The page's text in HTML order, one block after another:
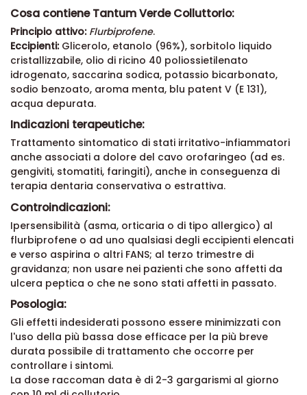
Cosa contiene Tantum Verde Colluttorio:
Principio attivo: Flurbiprofene.
Eccipienti:Glicerolo, etanolo (96%), sorbitolo liquido
cristallizzabile, olio di ricino 40 poliossietilenato
idrogenato, saccarina sodica, potassio bicarbonato,
sodio benzoato, aroma menta, blu patent V (E 131),
acqua depurata.
Indicazioni terapeutiche:
Trattamento sintomatico di stati irritativo-infiammatori
anche associati a dolore del cavo orofaringeo (ad es.
gengiviti, stomatiti, faringiti), anche in conseguenza di
terapia dentaria conservativa o estrattiva.
Controindicazioni:
Ipersensibilità (asma, orticaria o di tipo allergico) al
flurbiprofene o ad uno qualsiasi degli eccipienti elencati
e verso aspirina o altri FANS; al terzo trimestre di
gravidanza; non usare nei pazienti che sono affetti da
ulcera peptica o che ne sono stati affetti in passato.
Posologia:
Gli effetti indesiderati possono essere minimizzati con
l'uso della più bassa dose efficace per la più breve
durata possibile di trattamento che occorre per
controllare i sintomi.
La dose raccoman data è di 2-3 gargarismi al giorno